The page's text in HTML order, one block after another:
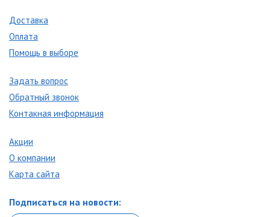
Доставка
Оплата
Помощь в выборе
Задать вопрос
Обратный звонок
Контакная информация
Акции
О компании
Карта сайта
Подписаться на новости: